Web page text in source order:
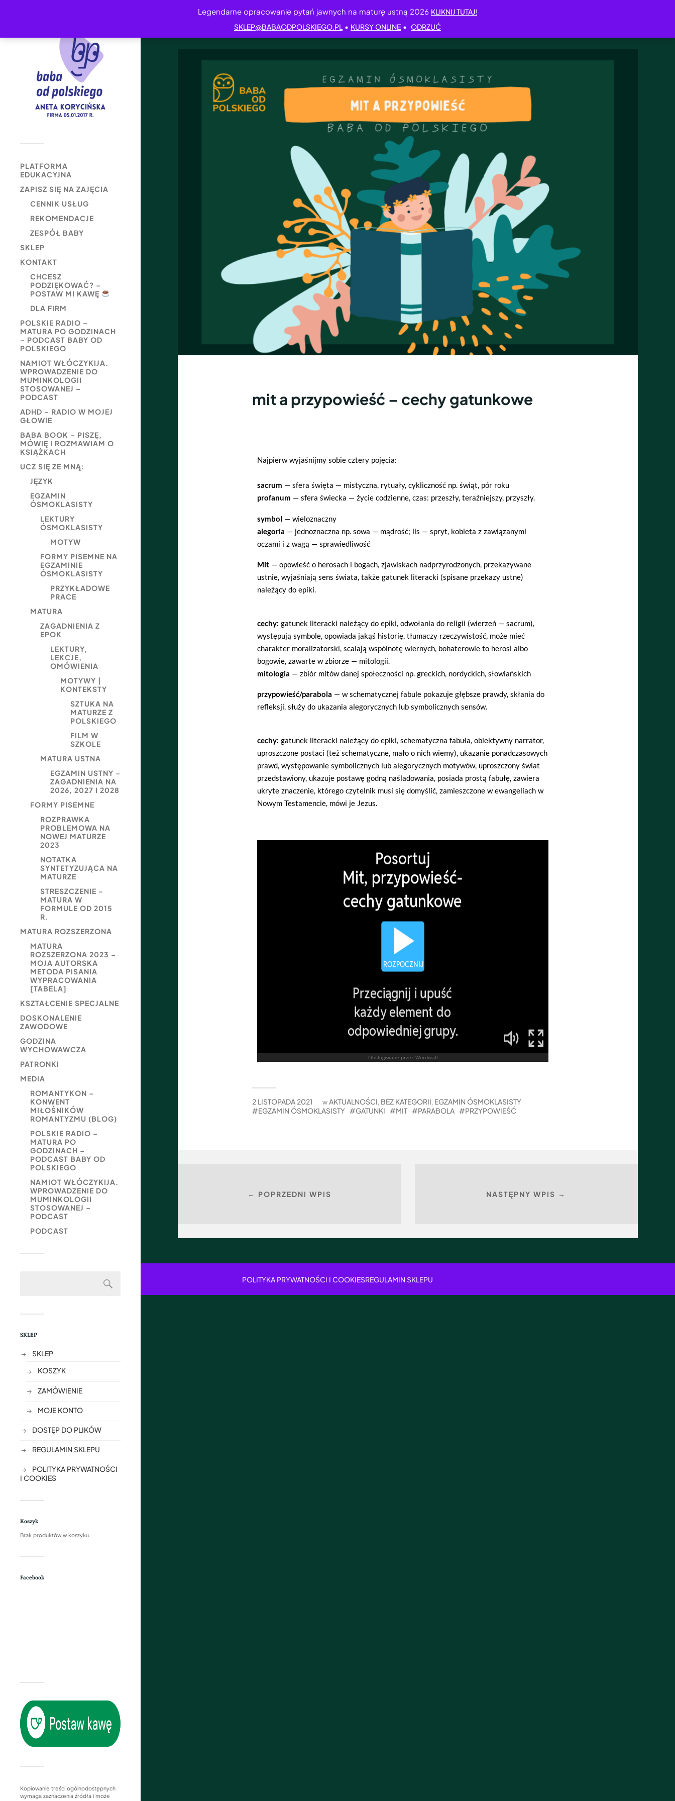
Legendarne opracowanie pytań jawnych na maturę ustną 2026 KLIKNIJ TUTAJ!
SKLEP@BABAODPOLSKIEGO.PL • KURSY ONLINE • ODRZUĆ
PLATFORMA
EDUKACYJNA
ZAPISZ SIĘ NA ZAJĘCIA
CENNIK USŁUG
REKOMENDACJE
ZESPÓŁ BABY
SKLEP
KONTAKT
CHCESZ
PODZIĘKOWAĆ? –
POSTAW MI KAWĘ
DLA FIRM
POLSKIE RADIO –
MATURA PO GODZINACH
– PODCAST BABY OD
POLSKIEGO
NAMIOT WŁÓCZYKIJA.
WPROWADZENIE DO
MUMINKOLOGII
STOSOWANEJ –
PODCAST
ADHD – RADIO W MOJEJ
GŁOWIE
BABA BOOK – PISZĘ,
MÓWIĘ I ROZMAWIAM O
KSIĄŻKACH
UCZ SIĘ ZE MNĄ:
JĘZYK
EGZAMIN
ÓSMOKLASISTY
LEKTURY
ÓSMOKLASISTY
MOTYW
FORMY PISEMNE NA
EGZAMINIE
ÓSMOKLASISTY
PRZYKŁADOWE
PRACE
MATURA
ZAGADNIENIA Z
EPOK
LEKTURY,
LEKCJE,
OMÓWIENIA
MOTYWY |
KONTEKSTY
SZTUKA NA
MATURZE Z
POLSKIEGO
FILM W
SZKOLE
MATURA USTNA
EGZAMIN USTNY –
ZAGADNIENIA NA
2026, 2027 I 2028
FORMY PISEMNE
ROZPRAWKA
PROBLEMOWA NA
NOWEJ MATURZE
2023
NOTATKA
SYNTETYZUJĄCA NA
MATURZE
STRESZCZENIE –
MATURA W
FORMULE OD 2015
R.
MATURA ROZSZERZONA
MATURA
ROZSZERZONA 2023 –
MOJA AUTORSKA
METODA PISANIA
WYPRACOWANIA
[TABELA]
KSZTAŁCENIE SPECJALNE
DOSKONALENIE
ZAWODOWE
GODZINA
WYCHOWAWCZA
PATRONKI
MEDIA
ROMANTYKON –
KONWENT
MIŁOŚNIKÓW
ROMANTYZMU (BLOG)
POLSKIE RADIO –
MATURA PO
GODZINACH –
PODCAST BABY OD
POLSKIEGO
NAMIOT WŁÓCZYKIJA.
WPROWADZENIE DO
MUMINKOLOGII
STOSOWANEJ –
PODCAST
PODCAST
SKLEP
SKLEP
KOSZYK
ZAMÓWIENIE
MOJE KONTO
DOSTĘP DO PLIKÓW
REGULAMIN SKLEPU
POLITYKA PRYWATNOŚCI
I COOKIES
Koszyk
Brak produktów w koszyku.
Facebook
Kopiowanie treści ogólnodostępnych
wymaga zaznaczenia źródła i może
mit a przypowieść – cechy gatunkowe
Najpierw wyjaśnijmy sobie cztery pojęcia:
sacrum — sfera święta — mistyczna, rytuały, cykliczność np. świąt, pór roku
profanum — sfera świecka — życie codzienne, czas: przeszły, teraźniejszy, przyszły.
symbol — wieloznaczny
alegoria — jednoznaczna np. sowa — mądrość; lis — spryt, kobieta z zawiązanymi
oczami i z wagą — sprawiedliwość
Mit — opowieść o herosach i bogach, zjawiskach nadprzyrodzonych, przekazywane
ustnie, wyjaśniają sens świata, także gatunek literacki (spisane przekazy ustne)
należący do epiki.
cechy: gatunek literacki należący do epiki, odwołania do religii (wierzeń — sacrum),
występują symbole, opowiada jakąś historię, tłumaczy rzeczywistość, może mieć
charakter moralizatorski, scalają wspólnotę wiernych, bohaterowie to herosi albo
bogowie, zawarte w zbiorze — mitologii.
mitologia — zbiór mitów danej społeczności np. greckich, nordyckich, słowiańskich
przypowieść/parabola — w schematycznej fabule pokazuje głębsze prawdy, skłania do
refleksji, służy do ukazania alegorycznych lub symbolicznych sensów.
cechy: gatunek literacki należący do epiki, schematyczna fabuła, obiektywny narrator,
uproszczone postaci (też schematyczne, mało o nich wiemy), ukazanie ponadczasowych
prawd, występowanie symbolicznych lub alegorycznych motywów, uproszczony świat
przedstawiony, ukazuje postawę godną naśladowania, posiada prostą fabułę, zawiera
ukryte znaczenie, którego czytelnik musi się domyślić, zamieszczone w ewangeliach w
Nowym Testamencie, mówi je Jezus.
2 LISTOPADA 2021 wAKTUALNOŚCI, BEZ KATEGORII, EGZAMIN ÓSMOKLASISTY
EGZAMIN ÓSMOKLASISTY
GATUNKI MIT PARABOLA PRZYPOWIEŚĆ
← POPRZEDNI WPIS NASTĘPNY WPIS →
POLITYKA PRYWATNOŚCI I COOKIESREGULAMIN SKLEPU